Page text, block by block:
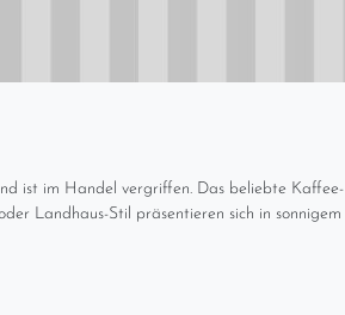
ist im Handel vergriffen. Das beliebte
Landhaus-Stil präsentieren sich in